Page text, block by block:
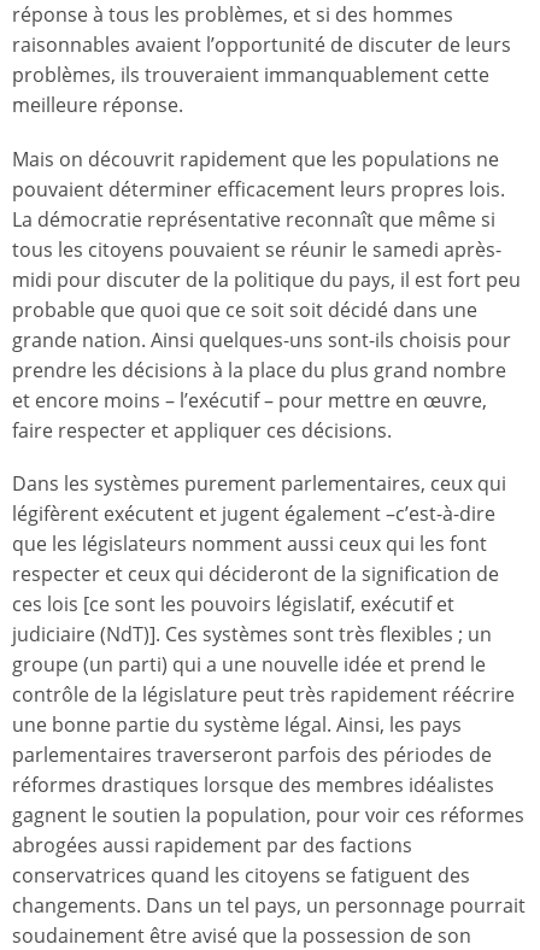
réponse à tous les problèmes, et si des hommes
raisonnables avaient l’opportunité de discuter de leurs
problèmes, ils trouveraient immanquablement cette
meilleure réponse.
Mais on découvrit rapidement que les populations ne
pouvaient déterminer efficacement leurs propres lois.
La démocratie représentative reconnaît que même si
tous les citoyens pouvaient se réunir le samedi après-
midi pour discuter de la politique du pays, il est fort peu
probable que quoi que ce soit soit décidé dans une
grande nation. Ainsi quelques-uns sont-ils choisis pour
prendre les décisions à la place du plus grand nombre
et encore moins – l’exécutif – pour mettre en œuvre,
faire respecter et appliquer ces décisions.
Dans les systèmes purement parlementaires, ceux qui
légifèrent exécutent et jugent également –c’est-à-dire
que les législateurs nomment aussi ceux qui les font
respecter et ceux qui décideront de la signification de
ces lois [ce sont les pouvoirs législatif, exécutif et
judiciaire (NdT)]. Ces systèmes sont très flexibles ; un
groupe (un parti) qui a une nouvelle idée et prend le
contrôle de la législature peut très rapidement réécrire
une bonne partie du système légal. Ainsi, les pays
parlementaires traverseront parfois des périodes de
réformes drastiques lorsque des membres idéalistes
gagnent le soutien la population, pour voir ces réformes
abrogées aussi rapidement par des factions
conservatrices quand les citoyens se fatiguent des
changements. Dans un tel pays, un personnage pourrait
soudainement être avisé que la possession de son